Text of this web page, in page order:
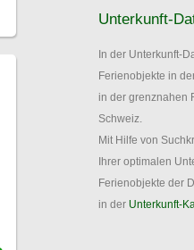
Unterkunft-
In der Unterkunft-
Ferienobjekte in
in der grenznahen
Schweiz.
Mit Hilfe von
Ihrer optimalen
Ferienobjekte der
in der Unterkunft-